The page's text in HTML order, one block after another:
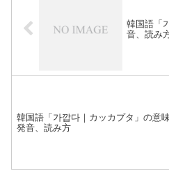
韓国語「
音、読み
韓国語「가깝다｜カッカプタ」の意味
発音、読み方